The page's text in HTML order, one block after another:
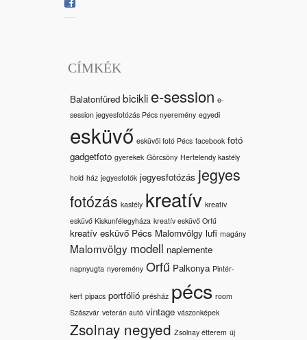
CÍMKÉK
Balatonfüred bicikli e-session e-
session jegyesfotózás Pécs nyeremény egyedi
esküvő esküvői fotó Pécs facebook fotó
gadgetfoto gyerekek Görcsöny Hertelendy kastély
hold ház jegyesfotók jegyesfotózás jegyes
fotózás kastély kreatív kreatív
esküvő Kiskunfélegyháza kreatív esküvő Orfű
kreatív esküvő Pécs Malomvölgy lufi magány
Malomvölgy modell naplemente
napnyugta nyeremény Orfű Palkonya Pintér-
kert pipacs portfólió présház pécs room
Szászvár veterán autó vintage vászonképek
Zsolnay negyed Zsolnay étterem új